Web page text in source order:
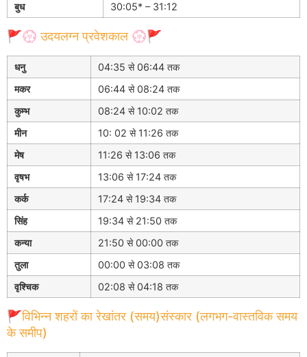
बुध
30:05* – 31:12
🚩💮 उदयलग्न प्रवेशकाल 💮🚩
धनु
04:35 से 06:44 तक
मकर
06:44 से 08:24 तक
कुम्भ
08:24 से 10:02 तक
मीन
10: 02 से 11:26 तक
मेष
11:26 से 13:06 तक
वृषभ
13:06 से 17:24 तक
कर्क
17:24 से 19:34 तक
सिंह
19:34 से 21:50 तक
कन्या
21:50 से 00:00 तक
तुला
00:00 से 03:08 तक
वृश्चिक
02:08 से 04:18 तक
🚩विभिन्न शहरों का रेखांतर (समय)संस्कार (लगभग-वास्तविक समय
के समीप)